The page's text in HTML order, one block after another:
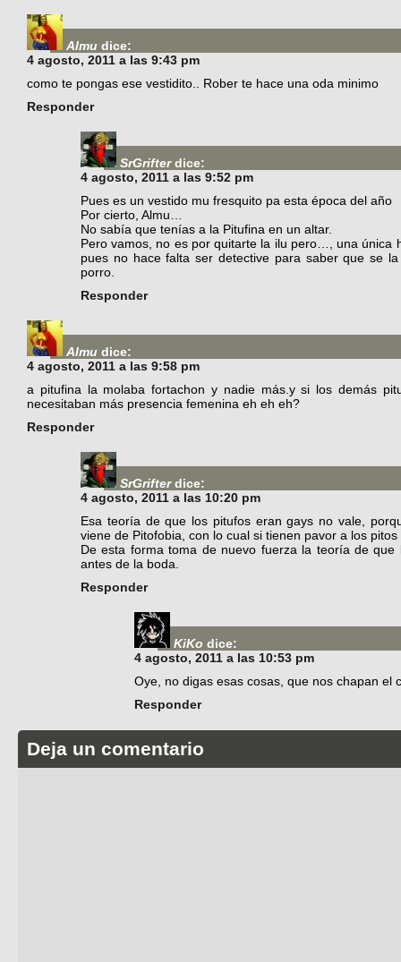
Almu dice:
4 agosto, 2011 a las 9:43 pm
como te pongas ese vestidito.. Rober te hace una oda minimo
Responder
SrGrifter dice:
4 agosto, 2011 a las 9:52 pm
Pues es un vestido mu fresquito pa esta época del año
Por cierto, Almu…
No sabía que tenías a la Pitufina en un altar.
Pero vamos, no es por quitarte la ilu pero…, una
pues no hace falta ser detective para saber que se
porro.
Responder
Almu dice:
4 agosto, 2011 a las 9:58 pm
a pitufina la molaba fortachon y nadie más.y si los demás
necesitaban más presencia femenina eh eh eh?
Responder
SrGrifter dice:
4 agosto, 2011 a las 10:20 pm
Esa teoría de que los pitufos eran gays no vale,
viene de Pitofobia, con lo cual si tienen pavor a los
De esta forma toma de nuevo fuerza la teoría de
antes de la boda.
Responder
KiKo dice:
4 agosto, 2011 a las 10:53 pm
Oye, no digas esas cosas, que nos chapan el
Responder
Deja un comentario